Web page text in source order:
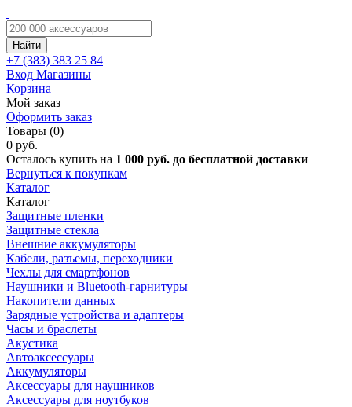
Найти
+7 (383) 383 25 84
Вход Магазины
Корзина
Мой заказ
Оформить заказ
Товары (0)
0 руб.
Осталось купить на 1 000 руб. до бесплатной доставки
Вернуться к покупкам
Каталог
Каталог
Защитные пленки
Защитные стекла
Внешние аккумуляторы
Кабели, разъемы, переходники
Чехлы для смартфонов
Наушники и Bluetooth-гарнитуры
Накопители данных
Зарядные устройства и адаптеры
Часы и браслеты
Акустика
Автоаксессуары
Аккумуляторы
Аксессуары для наушников
Аксессуары для ноутбуков